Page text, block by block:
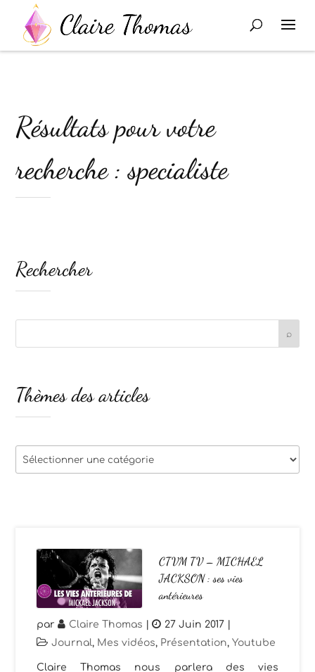
Résultats pour votre
recherche : specialiste
CTVM TV – MICHAEL
JACKSON : ses vies
antérieures
par Claire Thomas | 27 Juin 2017
Journal, Mes vidéos, Présentation,Youtube
Claire Thomas nous parlera des vies
Rechercher
Thèmes des articles
Thèmes
des